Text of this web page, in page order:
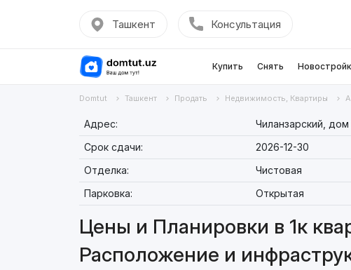
Ташкент Консультация
Купить Снять
Domtut Ташкент Продать Недвижимость, Квартиры
Адрес:
Чиланзарский,
Срок сдачи:
2026-12-30
Отделка:
Чистовая
Парковка:
Открытая
Цены и Планировки в 1к
Расположение и